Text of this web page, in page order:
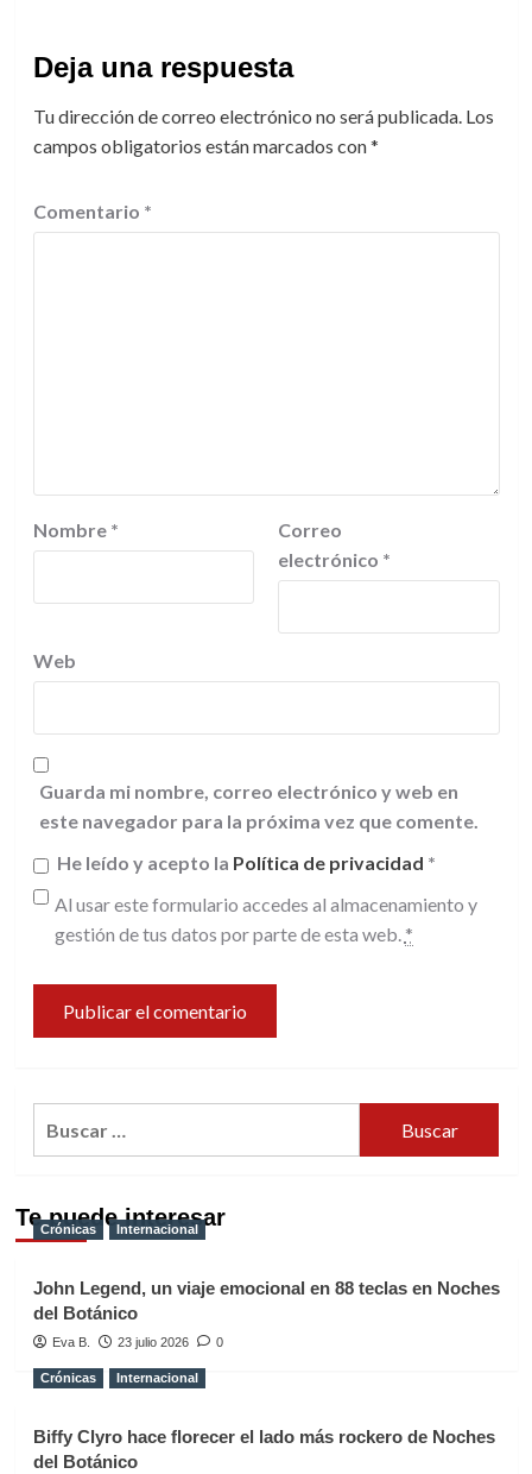
Deja una respuesta
Tu dirección de correo electrónico no será publicada. Los
campos obligatorios están marcados con*
Comentario *
Nombre *
Correo
electrónico *
Web
Guarda mi nombre, correo electrónico y web en
este navegador para la próxima vez que comente.
He leído y acepto la Política de privacidad *
Al usar este formulario accedes al almacenamiento y
gestión de tus datos por parte de esta web. *
Te puede interesar
Crónicas Internacional
John Legend, un viaje emocional en 88 teclas en Noches
del Botánico
Eva B. 23 julio 2026 0
Crónicas Internacional
Biffy Clyro hace florecer el lado más rockero de Noches
del Botánico